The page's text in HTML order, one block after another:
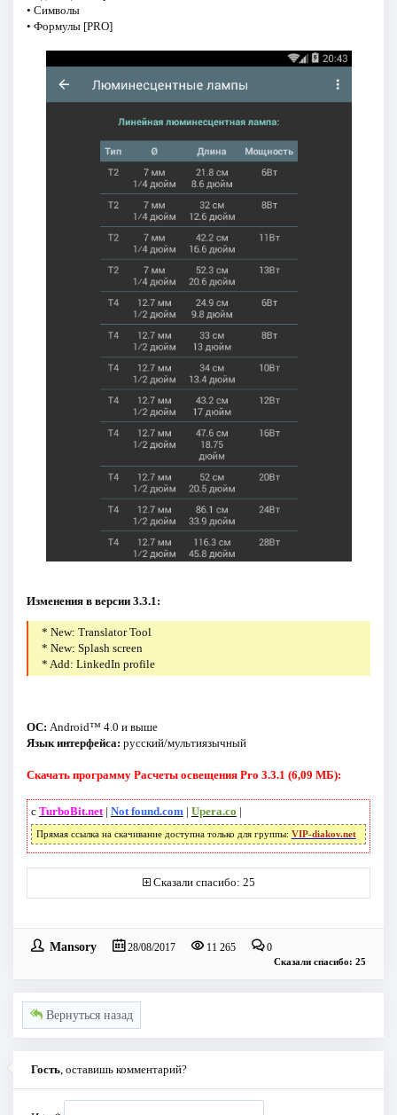
• Символы
• Формулы [PRO]
Изменения в версии 3.3.1:
* New: Translator Tool
* New: Splash screen
* Add: LinkedIn profile
ОС: Android™ 4.0 и выше
Язык интерфейса: русский/мультиязычный
Скачать программу Расчеты освещения Pro 3.3.1 (6,09 МБ):
с TurboBit.net| Not found.com | Upera.co |
Прямая ссылка на скачивание доступна только для группы: VIP-diakov.net
Сказали спасибо: 25
Mansory 28/08/2017 11 265 0
Сказали спасибо: 25
Вернуться назад
Гость , оставишь комментарий?